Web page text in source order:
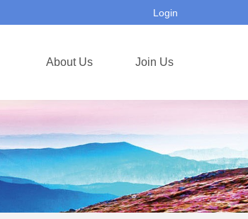
Login
About Us Join Us